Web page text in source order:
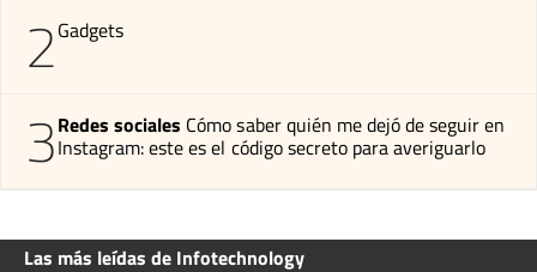
2Gadgets
3Redes sociales Cómo saber quién me dejó de seguir en
Instagram: este es el código secreto para averiguarlo
Las más leídas de Infotechnology